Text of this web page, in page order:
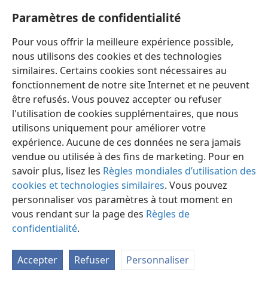
Paramètres de confidentialité
Pour vous offrir la meilleure expérience possible,
nous utilisons des cookies et des technologies
similaires. Certains cookies sont nécessaires au
fonctionnement de notre site Internet et ne peuvent
être refusés. Vous pouvez accepter ou refuser
l'utilisation de cookies supplémentaires, que nous
utilisons uniquement pour améliorer votre
expérience. Aucune de ces données ne sera jamais
vendue ou utilisée à des fins de marketing. Pour en
savoir plus, lisez les Règles mondiales d’utilisation des
cookies et technologies similaires. Vous pouvez
personnaliser vos paramètres à tout moment en
vous rendant sur la page des Règles de
confidentialité.
Accepter Refuser Personnaliser
Préférences
Copyright© 2026 Watch Tower Bible and Tract Society of Pennsylvania
Conditions d’utilisation
Règles de confidentialité
Paramètres de confidentialité
JW.ORG Se connecter